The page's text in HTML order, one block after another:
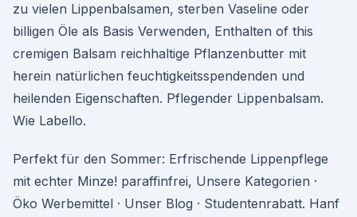
zu vielen Lippenbalsamen, sterben Vaseline oder
billigen Öle als Basis Verwenden, Enthalten of this
cremigen Balsam reichhaltige Pflanzenbutter mit
herein natürlichen feuchtigkeitsspendenden und
heilenden Eigenschaften. Pflegender Lippenbalsam.
Wie Labello.
Perfekt für den Sommer: Erfrischende Lippenpflege
mit echter Minze! paraffinfrei, Unsere Kategorien ·
Öko Werbemittel · Unser Blog · Studentenrabatt. Hanf